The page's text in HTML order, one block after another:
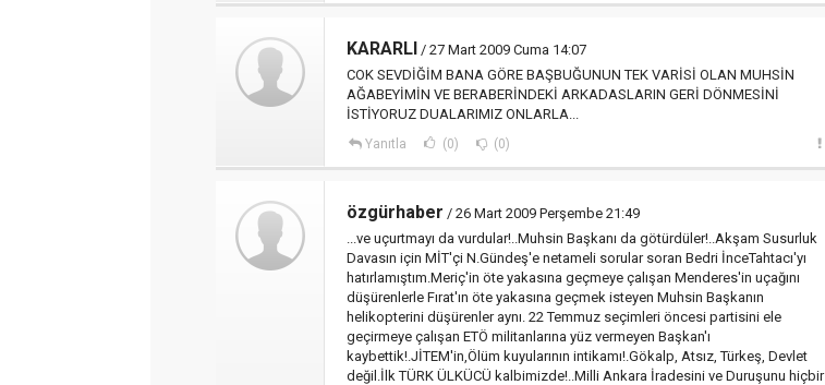
KARARLI / 27 Mart 2009 Cuma 14:07
COK SEVDİĞİM BANA GÖRE BAŞBUĞUNUN TEK VARİSİ OLAN MUHSİN
AĞABEYİMİN VE BERABERİNDEKİ ARKADASLARIN GERİ DÖNMESİNİ
İSTİYORUZ DUALARIMIZ ONLARLA...
Yanıtla (0) (0)
özgürhaber / 26 Mart 2009 Perşembe 21:49
...ve uçurtmayı da vurdular!..Muhsin Başkanı da götürdüler!..Akşam Susurluk
Davasın için MİT'çi N.Gündeş'e netameli sorular soran Bedri İnceTahtacı'yı
hatırlamıştım.Meriç'in öte yakasına geçmeye çalışan Menderes'in uçağını
düşürenlerle Fırat'ın öte yakasına geçmek isteyen Muhsin Başkanın
helikopterini düşürenler aynı. 22 Temmuz seçimleri öncesi partisini ele
geçirmeye çalışan ETÖ militanlarına yüz vermeyen Başkan'ı
kaybettik!.JİTEM'in,Ölüm kuyularının intikamı!.Gökalp, Atsız, Türkeş, Devlet
değil.İlk TÜRK ÜLKÜCÜ kalbimizde!..Milli Ankara İradesini ve Duruşunu hiçbir